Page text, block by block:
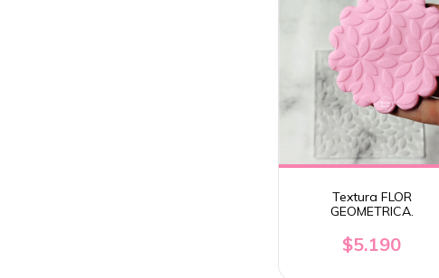
Textura FLOR
GEOMETRICA.
$5.190